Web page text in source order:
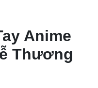
Anime
Thương